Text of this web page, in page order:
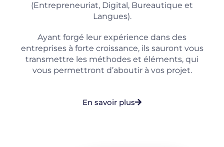
(Entrepreneuriat, Digital, Bureautique et
Langues).
Ayant forgé leur expérience dans des
entreprises à forte croissance, ils sauront vous
transmettre les méthodes et éléments, qui
vous permettront d’aboutir à vos projet.
En savoir plus